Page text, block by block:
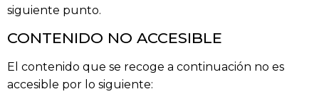
siguiente punto.
CONTENIDO NO ACCESIBLE
El contenido que se recoge a continuación no es
accesible por lo siguiente: